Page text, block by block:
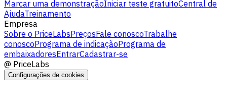
Marcar uma demonstraçãoIniciar teste gratuitoCentral de
AjudaTreinamento
Empresa
Sobre o PriceLabsPreçosFale conoscoTrabalhe
conoscoPrograma de indicaçãoPrograma de
embaixadoresEntrarCadastrar-se
@ PriceLabs
Configurações de cookies